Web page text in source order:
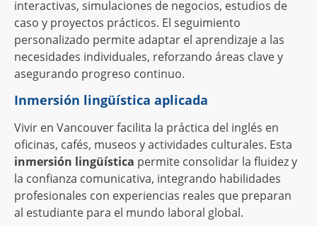
interactivas, simulaciones de negocios, estudios de
caso y proyectos prácticos. El seguimiento
personalizado permite adaptar el aprendizaje a las
necesidades individuales, reforzando áreas clave y
asegurando progreso continuo.
Inmersión lingüística aplicada
Vivir en Vancouver facilita la práctica del inglés en
oficinas, cafés, museos y actividades culturales. Esta
inmersión lingüística permite consolidar la fluidez y
la confianza comunicativa, integrando habilidades
profesionales con experiencias reales que preparan
al estudiante para el mundo laboral global.